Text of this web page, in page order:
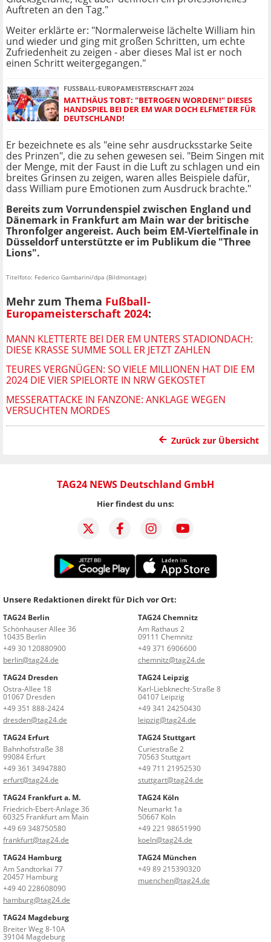
Auftreten an den Tag."
Weiter erklärte er: "Normalerweise lächelte William hin
und wieder und ging mit großen Schritten, um echte
Zufriedenheit zu zeigen - aber dieses Mal ist er noch
einen Schritt weitergegangen."
FUSSBALL-EUROPAMEISTERSCHAFT 2024
MATTHÄUS TOBT: "BETROGEN WORDEN!" DIESES
HANDSPIEL BEI DER EM WAR DOCH ELFMETER FÜR
DEUTSCHLAND!
Er bezeichnete es als "eine sehr ausdrucksstarke Seite
des Prinzen", die zu sehen gewesen sei. "Beim Singen mit
der Menge, mit der Faust in die Luft zu schlagen und ein
breites Grinsen zu zeigen, waren alles Beispiele dafür,
dass William pure Emotionen zum Ausdruck brachte."
Bereits zum Vorrundenspiel zwischen England und
Dänemark in Frankfurt am Main war der britische
Thronfolger angereist. Auch beim EM-Viertelfinale in
Düsseldorf unterstützte er im Publikum die "Three
Lions".
Titelfoto: Federico Gambarini/dpa (Bildmontage)
Mehr zum Thema Fußball-
Europameisterschaft 2024:
MANN KLETTERTE BEI DER EM UNTERS STADIONDACH:
DIESE KRASSE SUMME SOLL ER JETZT ZAHLEN
TEURES VERGNÜGEN: SO VIELE MILLIONEN HAT DIE EM
2024 DIE VIER SPIELORTE IN NRW GEKOSTET
MESSERATTACKE IN FANZONE: ANKLAGE WEGEN
VERSUCHTEN MORDES
Zurück zur Übersicht
TAG24 NEWS Deutschland GmbH
Hier findest du uns:
Unsere Redaktionen direkt für Dich vor Ort:
TAG24 Berlin
Schönhauser Allee 36
10435 Berlin
+49 30 120880900
berlin@tag24.de
TAG24 Chemnitz
Am Rathaus 2
09111 Chemnitz
+49 371 6906600
chemnitz@tag24.de
TAG24 Dresden
Ostra-Allee 18
01067 Dresden
+49 351 888-2424
dresden@tag24.de
TAG24 Leipzig
Karl-Liebknecht-Straße 8
04107 Leipzig
+49 341 24250430
leipzig@tag24.de
TAG24 Erfurt
Bahnhofstraße 38
99084 Erfurt
+49 361 34947880
erfurt@tag24.de
TAG24 Stuttgart
Curiestraße 2
70563 Stuttgart
+49 711 21952530
stuttgart@tag24.de
TAG24 Frankfurt a. M.
Friedrich-Ebert-Anlage 36
60325 Frankfurt am Main
+49 69 348750580
frankfurt@tag24.de
TAG24 Köln
Neumarkt 1a
50667 Köln
+49 221 98651990
koeln@tag24.de
TAG24 Hamburg
Am Sandtorkai 77
20457 Hamburg
+49 40 228608090
hamburg@tag24.de
TAG24 München
+49 89 215390320
muenchen@tag24.de
TAG24 Magdeburg
Breiter Weg 8-10A
39104 Magdeburg